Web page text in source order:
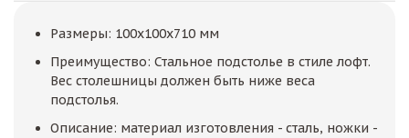
Размеры: 100x100x710 мм
Преимущество: Стальное подстолье в стиле лофт.
Вес столешницы должен быть ниже веса
подстолья.
Описание: материал изготовления - сталь, ножки -